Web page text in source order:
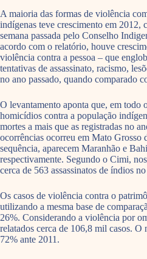
A maioria das formas de violência
indígenas teve crescimento em 2012,
semana passada pelo Conselho
acordo com o relatório, houve
violência contra a pessoa – que
tentativas de assassinato, racismo,
no ano passado, quando comparado
O levantamento aponta que, em todo
homicídios contra a população
mortes a mais que as registradas no
ocorrências ocorreu em Mato Grosso
sequência, aparecem Maranhão e
respectivamente. Segundo o Cimi,
cerca de 563 assassinatos de índios
Os casos de violência contra o
utilizando a mesma base de
26%. Considerando a violência por
relatados cerca de 106,8 mil casos.
72% ante 2011.